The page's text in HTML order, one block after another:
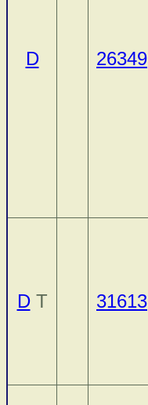
D 26349
DT 31613